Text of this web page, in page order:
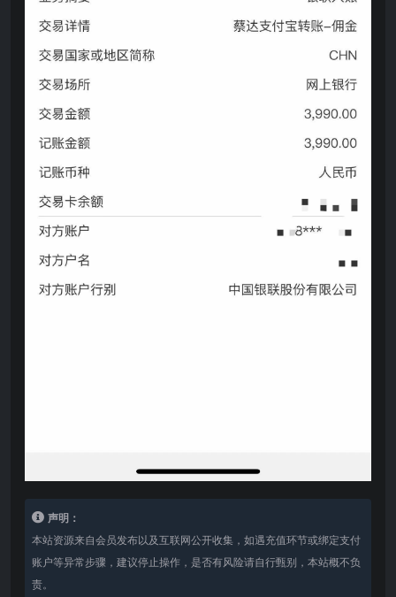
声明：
本站资源来自会员发布以及互联网公开收集，如遇充值环节或绑定支付
账户等异常步骤，建议停止操作，是否有风险请自行甄别，本站概不负
责。